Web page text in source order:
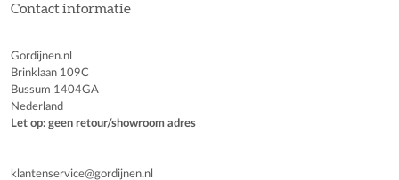
Contact informatie
Gordijnen.nl
Brinklaan 109C
Bussum 1404GA
Nederland
Let op: geen retour/showroom adres
klantenservice@gordijnen.nl